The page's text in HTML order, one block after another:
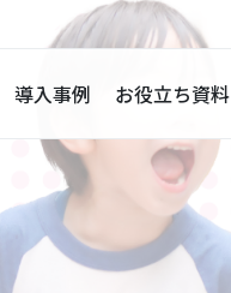
導入事例 お役立ち資料